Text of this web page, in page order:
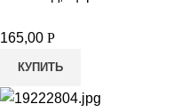
165,00 Р
КУПИТЬ